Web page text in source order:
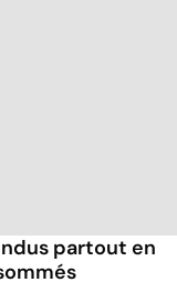
partout en